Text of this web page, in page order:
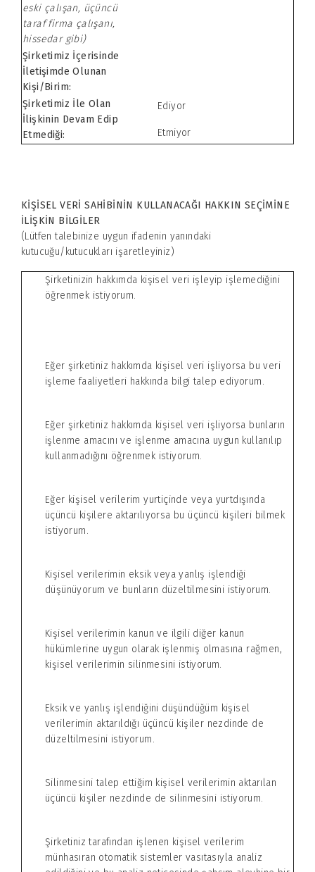
eski çalışan, üçüncü
taraf firma çalışanı,
hissedar gibi)
Şirketimiz İçerisinde
İletişimde Olunan
Kişi/Birim:
Şirketimiz İle Olan
İlişkinin Devam Edip
Etmediği:
Ediyor
Etmiyor
KİŞİSEL VERİ SAHİBİNİN KULLANACAĞI HAKKIN SEÇİMİNE
İLİŞKİN BİLGİLER
(Lütfen talebinize uygun ifadenin yanındaki
kutucuğu/kutucukları işaretleyiniz)
Şirketinizin hakkımda kişisel veri işleyip işlemediğini
öğrenmek istiyorum.
Eğer şirketiniz hakkımda kişisel veri işliyorsa bu veri
işleme faaliyetleri hakkında bilgi talep ediyorum.
Eğer şirketiniz hakkımda kişisel veri işliyorsa bunların
işlenme amacını ve işlenme amacına uygun kullanılıp
kullanmadığını öğrenmek istiyorum.
Eğer kişisel verilerim yurtiçinde veya yurtdışında
üçüncü kişilere aktarılıyorsa bu üçüncü kişileri bilmek
istiyorum.
Kişisel verilerimin eksik veya yanlış işlendiği
düşünüyorum ve bunların düzeltilmesini istiyorum.
Kişisel verilerimin kanun ve ilgili diğer kanun
hükümlerine uygun olarak işlenmiş olmasına rağmen,
kişisel verilerimin silinmesini istiyorum.
Eksik ve yanlış işlendiğini düşündüğüm kişisel
verilerimin aktarıldığı üçüncü kişiler nezdinde de
düzeltilmesini istiyorum.
Silinmesini talep ettiğim kişisel verilerimin aktarılan
üçüncü kişiler nezdinde de silinmesini istiyorum.
Şirketiniz tarafından işlenen kişisel verilerim
münhasıran otomatik sistemler vasıtasıyla analiz